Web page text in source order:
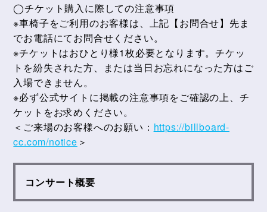
◯チケット購入に際しての注意事項
※車椅子をご利用のお客様は、上記【お問合せ】先ま
でお電話にてお問合せください。
※チケットはおひとり様1枚必要となります。チケッ
トを紛失された方、または当日お忘れになった方はご
入場できません。
※必ず公式サイトに掲載の注意事項をご確認の上、チ
ケットをお求めください。
＜ご来場のお客様へのお願い： https://billboard-
cc.com/notice ＞
コンサート概要